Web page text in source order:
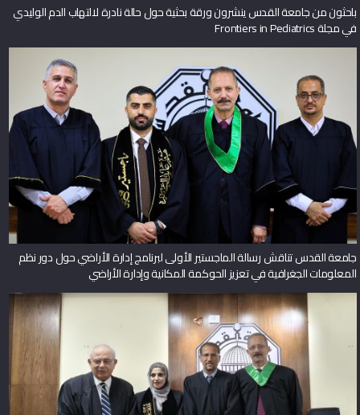
باحثون من جامعة القدس ينشرون ورقة بحثية حول حالة نادرة لالتهاب الدم الوليدي
في مجلة Frontiers in Pediatrics
جامعة القدس تناقش رسالة الماجستير الأولى لبرنامج إدارة الأراضي حول دور نظم
المعلومات الجغرافية في تعزيز الحوكمة المكانية وإدارة الأراضي